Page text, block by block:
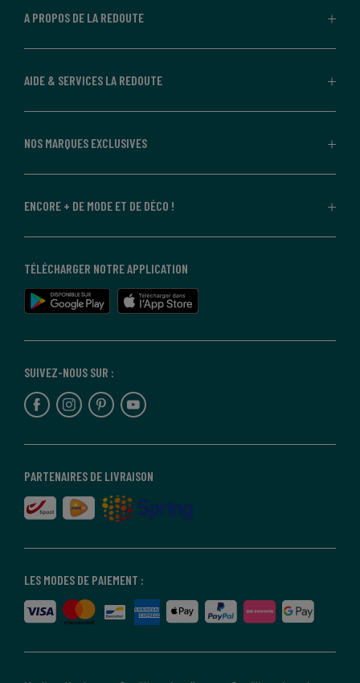
A PROPOS DE LA REDOUTE
AIDE & SERVICES LA REDOUTE
NOS MARQUES EXCLUSIVES
ENCORE + DE MODE ET DE DÉCO !
LES MODES DE PAIEMENT :
PARTENAIRES DE LIVRAISON
SUIVEZ-NOUS SUR :
TÉLÉCHARGER NOTRE APPLICATION